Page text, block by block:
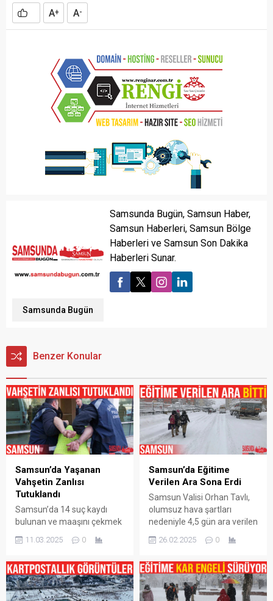
A+ A-
Samsunda Bugün
Samsunda Bugün, Samsun Haber,
Samsun Haberleri, Samsun Bölge
Haberleri ve Samsun Son Dakika
Haberleri Sunar.
Benzer Konular
Samsun’da Yaşanan
Vahşetin Zanlısı
Tutuklandı
Samsun’da 14 suç kaydı
bulunan ve maaşını çekmek
için evinden ayrılan 6 çocuk
babası yaşlı adamı
boyunca babasının evinin
bodrumunda saklayan
şahıs, çıkarıldığı
11.03.2025 0
Samsun’da Eğitime
Verilen Ara Sona Erdi
Samsun Valisi Orhan Tavlı,
olumsuz hava şartları
nedeniyle 4,5 gün ara verilen
eğitimin yarından itibaren
devam edeceğini açıkladı.
açıklamada, “Kıymetli
Samsunlular;
Samsun’umuzda uzunca bir
26.02.2025 0